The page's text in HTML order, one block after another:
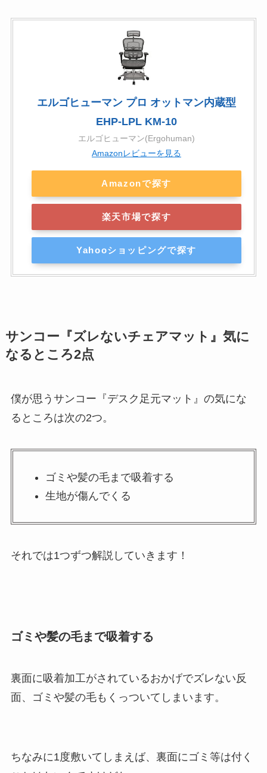
エルゴヒューマン プロ オットマン内蔵型
EHP-LPL KM-10
エルゴヒューマン(Ergohuman)
Amazonレビューを見る
Amazonで探す
楽天市場で探す
Yahooショッピングで探す
サンコー『ズレないチェアマット』気に
なるところ2点
僕が思うサンコー『デスク足元マット』の気にな
るところは次の2つ。
ゴミや髪の毛まで吸着する
生地が傷んでくる
それでは1つずつ解説していきます！
ゴミや髪の毛まで吸着する
裏面に吸着加工がされているおかげでズレない反
面、ゴミや髪の毛もくっついてしまいます。
ちなみに1度敷いてしまえば、裏面にゴミ等は付く